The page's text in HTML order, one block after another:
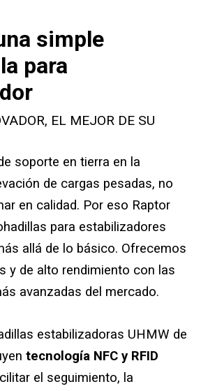
estabilizadores Area Plus
para estabilizadores
personalizado
y soportes elevadores
estabilizadoras
simple
para
EL MEJOR DE SU
soporte en tierra en la
de cargas pesadas, no
en calidad. Por eso Raptor
para estabilizadores
allá de lo básico. Ofrecemos
y de alto rendimiento con las
avanzadas del mercado.
estabilizadoras UHMW de
tecnología NFC y RFID
el seguimiento, la